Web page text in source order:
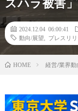
2024.12.04 06:00:41
動向/展望
プレスリ
HOME 経営/業界動